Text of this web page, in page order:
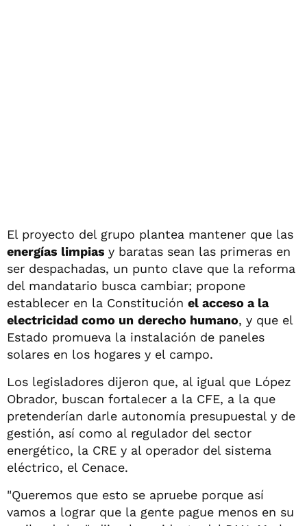
El proyecto del grupo plantea mantener que las
energías limpias y baratas sean las primeras en
ser despachadas, un punto clave que la reforma
del mandatario busca cambiar; propone
establecer en la Constitución el acceso a la
electricidad como un derecho humano, y que el
Estado promueva la instalación de paneles
solares en los hogares y el campo.
Los legisladores dijeron que, al igual que López
Obrador, buscan fortalecer a la CFE, a la que
pretenderían darle autonomía presupuestal y de
gestión, así como al regulador del sector
energético, la CRE y al operador del sistema
eléctrico, el Cenace.
"Queremos que esto se apruebe porque así
vamos a lograr que la gente pague menos en su